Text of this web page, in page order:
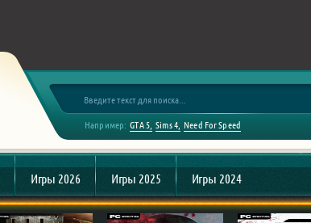
Например: GTA 5 Sims 4 Need For Speed
Игры 2026 Игры 2025 Игры 2024